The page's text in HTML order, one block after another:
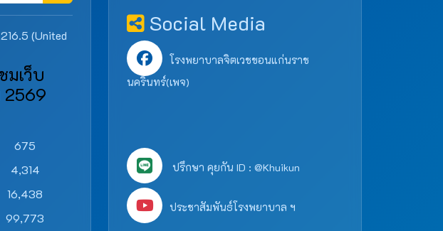
(United
มเว็บ
2569
675
4,314
16,438
99,773
Social Media
โรงพยาบาลจิตเวชขอนแก่นราช
นครินทร์(เพจ)
ปรึกษา คุยกัน ID : @Khuikun
ประชาสัมพันธ์โรงพยาบาล ฯ